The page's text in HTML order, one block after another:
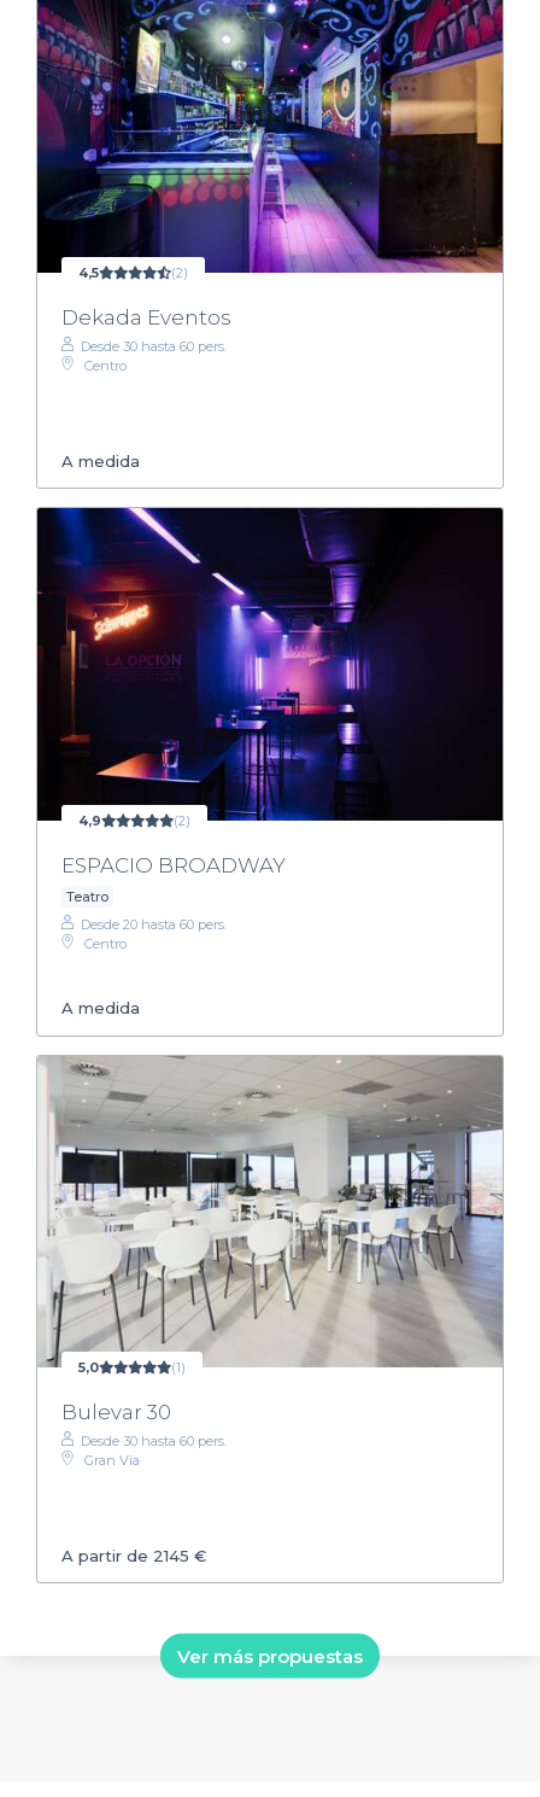
4,5 (2)
Dekada Eventos
Desde 30 hasta 60 pers.
Centro
A medida
4,9 (2)
ESPACIO BROADWAY
Teatro
Desde 20 hasta 60 pers.
Centro
A medida
5,0 (1)
Bulevar 30
Desde 30 hasta 60 pers.
Gran Vía
A partir de 2145 €
Ver más propuestas